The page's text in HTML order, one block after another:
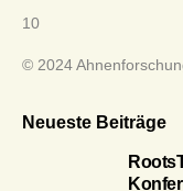
10
© 2024
Neueste Beiträge